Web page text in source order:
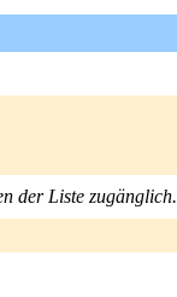
der Liste zugänglich.